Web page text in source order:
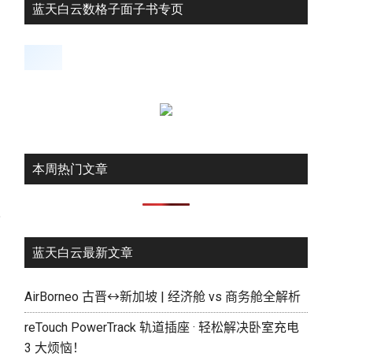
蓝天白云数格子面子书专页
本周热门文章
蓝天白云最新文章
AirBorneo 古晋↔新加坡 | 经济舱 vs 商务舱全解析
reTouch PowerTrack 轨道插座 · 轻松解决卧室充电
3 大烦恼！